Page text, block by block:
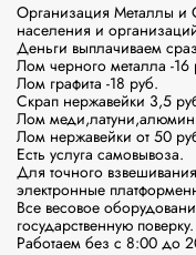
Организация Металлы и
населения и
Деньги выплачиваем
Лом черного металла -16
Лом графита -18 руб.
Скрап нержавейки 3,5
Лом
Лом нержавейки от 50
Есть услуга самовывоза.
Для точного
электронные
Все весовое
государственную поверку.
Работаем без с 8:00 до